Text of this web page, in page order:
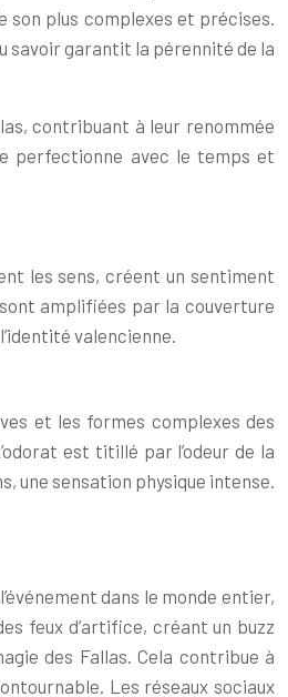
son plus complexes et précises.
savoir garantit la pérennité de la
contribuant à leur renommée
perfectionne avec le temps et
les sens, créent un sentiment
amplifiées par la couverture
valencienne.
et les formes complexes des
est titillé par l’odeur de la
une sensation physique intense.
dans le monde entier,
feux d’artifice, créant un buzz
des Fallas. Cela contribue à
Les réseaux sociaux